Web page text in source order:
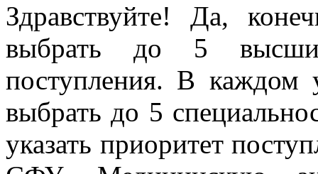
Здравствуйте! Да,
выбрать до 5
поступления. В каждом
выбрать до 5
указать приоритет